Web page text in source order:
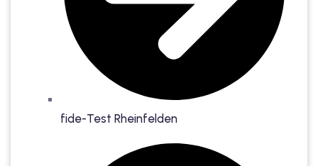
fide-Test Rheinfelden